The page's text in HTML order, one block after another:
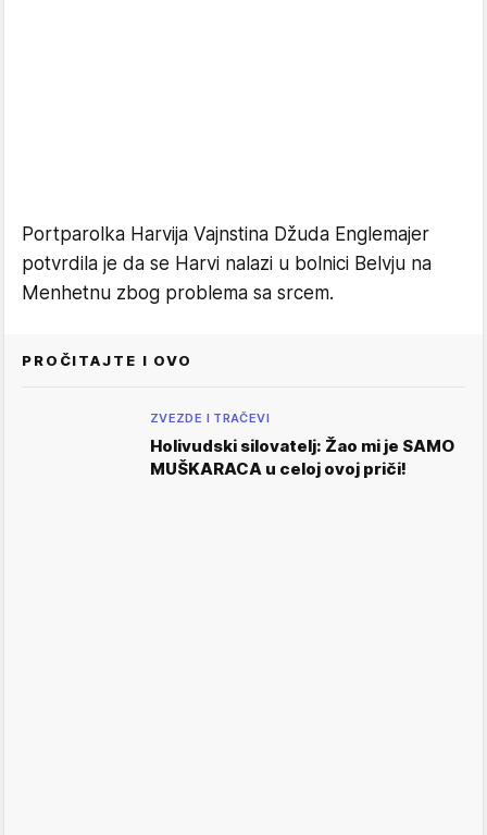
Portparolka Harvija Vajnstina Džuda Englemajer
potvrdila je da se Harvi nalazi u bolnici Belvju na
Menhetnu zbog problema sa srcem.
PROČITAJTE I OVO
ZVEZDE I TRAČEVI
Holivudski silovatelj: Žao mi je SAMO
MUŠKARACA u celoj ovoj priči!